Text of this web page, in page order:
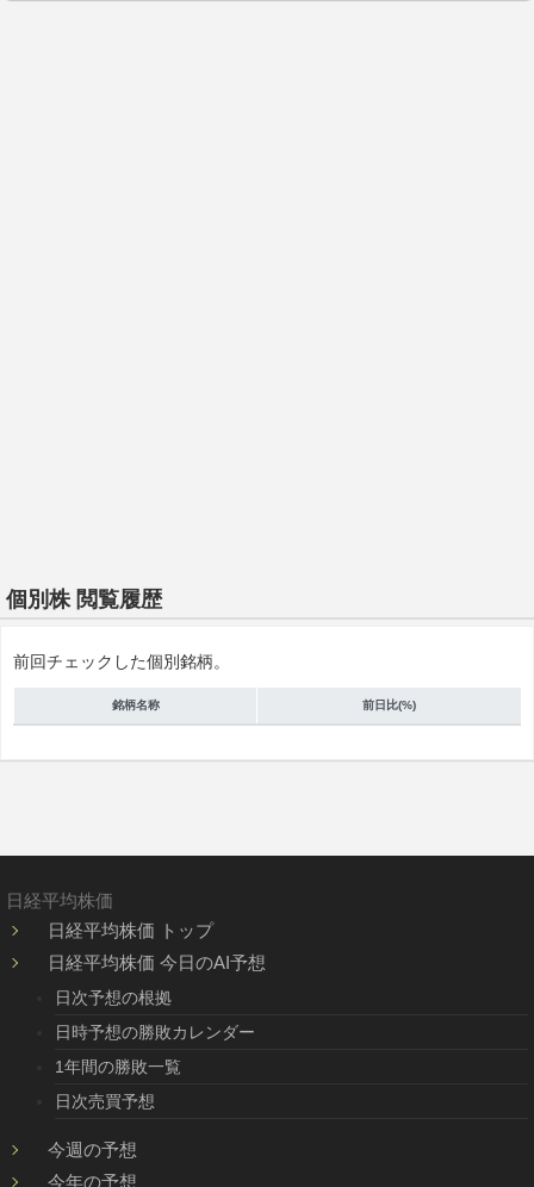
個別株 閲覧履歴
前回チェックした個別銘柄。
銘柄名称 前日比(%)
日経平均株価
日経平均株価 トップ
日経平均株価 今日のAI予想
日次予想の根拠
日時予想の勝敗カレンダー
1年間の勝敗一覧
日次売買予想
今週の予想
今年の予想